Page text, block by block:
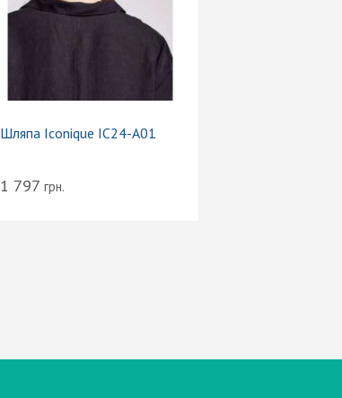
Шляпа Iconique IC24-A01
1 797 грн.